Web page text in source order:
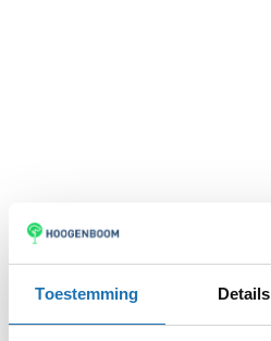
Toestemming Details